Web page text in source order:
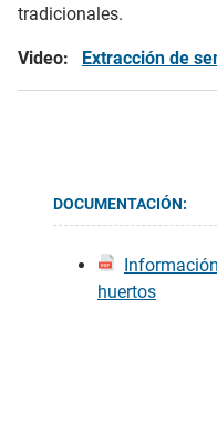
tradicionales.
Video: Extracción de
DOCUMENTACIÓN:
huertos